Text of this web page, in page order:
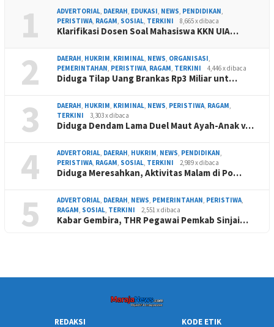
1 ADVERTORIAL, DAERAH, EDUKASI, NEWS, PENDIDIKAN,
PERISTIWA, RAGAM, SOSIAL, TERKINI 8,665 x dibaca
Klarifikasi Dosen Soal Mahasiswa KKN UIA…
2 DAERAH, HUKRIM, KRIMINAL, NEWS, ORGANISASI,
PEMERINTAHAN, PERISTIWA, RAGAM, TERKINI 4,446 x dibaca
Diduga Tilap Uang Brankas Rp3 Miliar unt…
3 DAERAH, HUKRIM, KRIMINAL, NEWS, PERISTIWA, RAGAM,
TERKINI
3,303 x dibaca
Diduga Dendam Lama Duel Maut Ayah-Anak v…
4 ADVERTORIAL, DAERAH, HUKRIM, NEWS, PENDIDIKAN,
PERISTIWA, RAGAM, SOSIAL, TERKINI 2,989 x dibaca
Diduga Meresahkan, Aktivitas Malam di Po…
5 ADVERTORIAL, DAERAH, NEWS, PEMERINTAHAN, PERISTIWA,
RAGAM, SOSIAL, TERKINI 2,551 x dibaca
Kabar Gembira, THR Pegawai Pemkab Sinjai…
REDAKSI KODE ETIK